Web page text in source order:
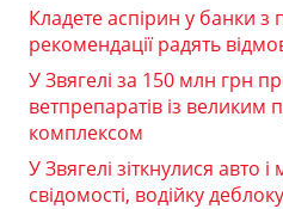
Кладете аспірин у банки з
рекомендації радять
У Звягелі за 150 млн грн
ветпрепаратів із
комплексом
У Звягелі зіткнулися авто
свідомості, водійку